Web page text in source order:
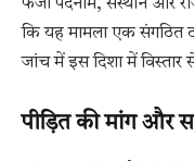
फर्जी पदनाम, संस्थान और
कि यह मामला एक संगठित
जांच में इस दिशा में
पीड़ित की मांग और